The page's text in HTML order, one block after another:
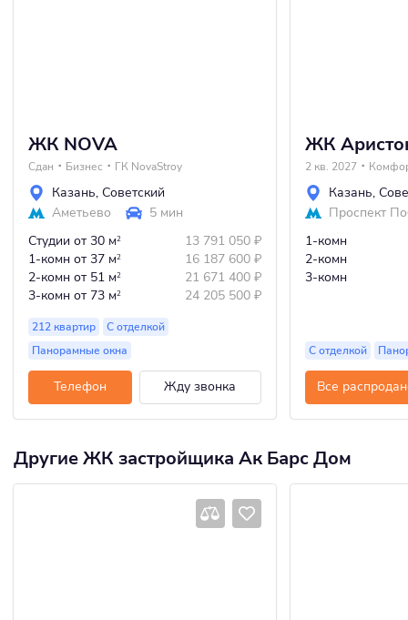
ЖК NOVA
Сдан Бизнес ГК NovaStroy
Казань, Советский
Аметьево
5 мин
Студии от 30 м2 13 791 050 ₽
1-комн от 37 м2 16 187 600 ₽
2-комн от 51 м2 21 671 400 ₽
3-комн от 73 м2 24 205 500 ₽
212 квартир
С отделкой
Панорамные окна
Телефон Жду звонка
ЖК
2 кв. 2027
Казань,
Проспект
1-комн
2-комн
3-комн
С отделкой
Все
Другие ЖК застройщика Ак Барс Дом